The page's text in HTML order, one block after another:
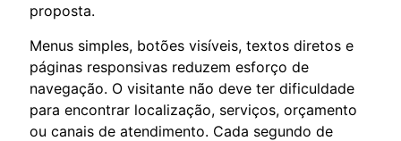
proposta.
Menus simples, botões visíveis, textos diretos e
páginas responsivas reduzem esforço de
navegação. O visitante não deve ter dificuldade
para encontrar localização, serviços, orçamento
ou canais de atendimento. Cada segundo de